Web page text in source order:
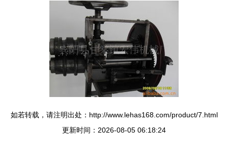
如若转载，请注明出处：http://www.lehas168.com/product/7.html
更新时间：2026-08-05 06:18:24